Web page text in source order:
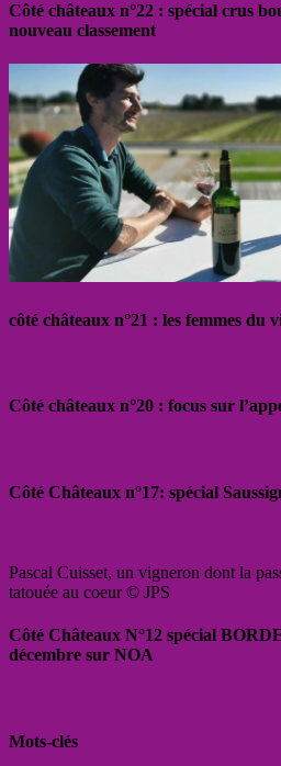
Côté châteaux n°22 : spécial crus
nouveau classement
côté châteaux n°21 : les femmes du
Côté châteaux n°20 : focus sur
Côté Châteaux n°17: spécial
Pascal Cuisset, un vigneron dont la
tatouée au coeur © JPS
Côté Châteaux N°12 spécial
décembre sur NOA
Mots-clés